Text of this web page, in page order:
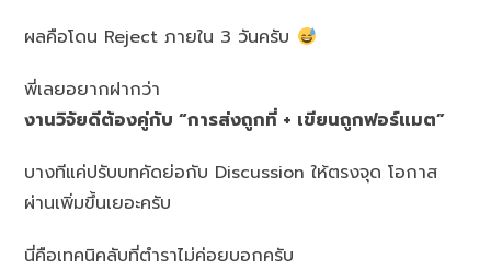
ผลคือโดน Reject ภายใน 3 วันครับ
พี่เลยอยากฝากว่า
งานวิจัยดีต้องคู่กับ “การส่งถูกที่ + เขียนถูกฟอร์แมต”
บางทีแค่ปรับบทคัดย่อกับ Discussion ให้ตรงจุด โอกาส
ผ่านเพิ่มขึ้นเยอะครับ
นี่คือเทคนิคลับที่ตำราไม่ค่อยบอกครับ